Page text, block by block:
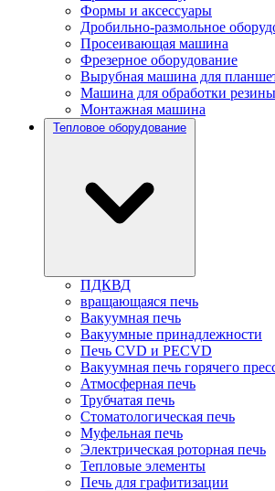
Формы и аксессуары
Дробильно-размольное
Просеивающая машина
Фрезерное оборудование
Вырубная машина для
Машина для обработки резины
Монтажная машина
Тепловое оборудование
ПДКВД
вращающаяся печь
Вакуумная печь
Вакуумные принадлежности
Печь CVD и PECVD
Вакуумная печь горячего
Атмосферная печь
Трубчатая печь
Стоматологическая печь
Муфельная печь
Электрическая роторная печь
Тепловые элементы
Печь для графитизации